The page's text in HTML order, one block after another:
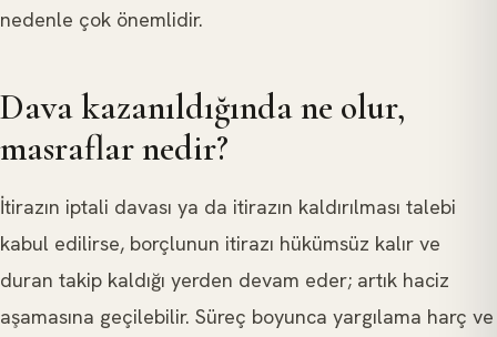
nedenle çok önemlidir.
Dava kazanıldığında ne olur,
masraflar nedir?
İtirazın iptali davası ya da itirazın kaldırılması talebi
kabul edilirse, borçlunun itirazı hükümsüz kalır ve
duran takip kaldığı yerden devam eder; artık haciz
aşamasına geçilebilir. Süreç boyunca yargılama harç ve